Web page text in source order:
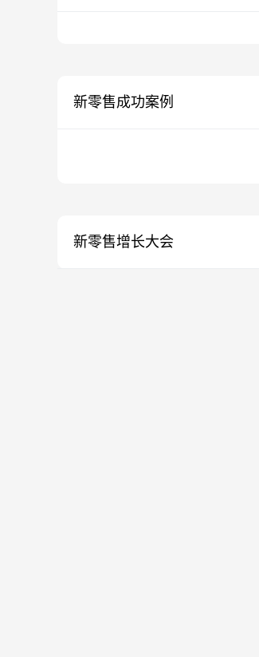
新零售成功案例
新零售增长大会